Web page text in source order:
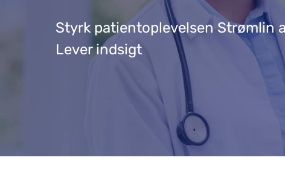
Styrk patientoplevelsen Strømlin
Lever indsigt